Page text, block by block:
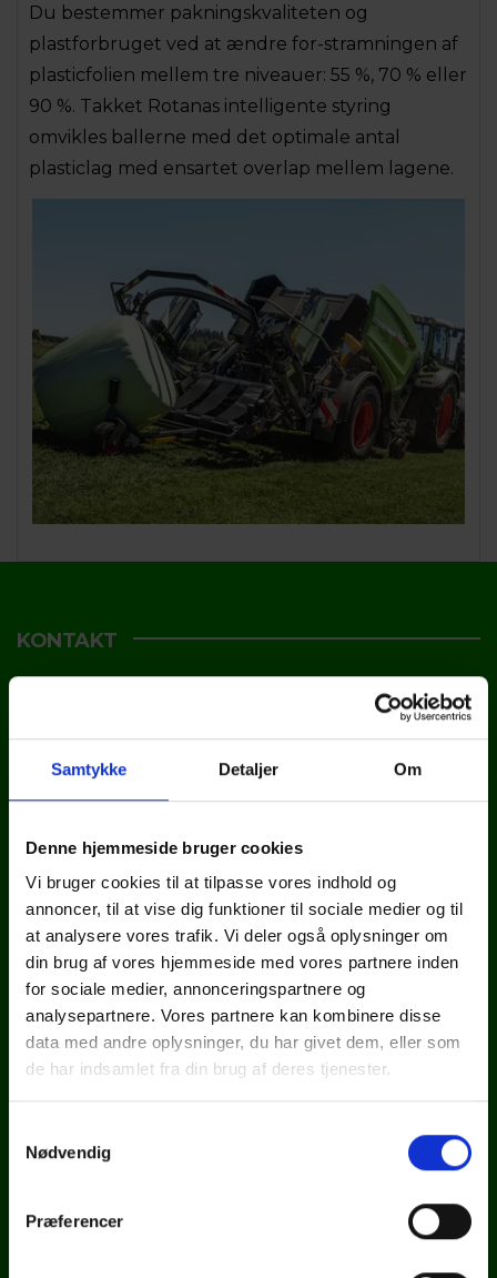
Samtykke Detaljer Om
Denne hjemmeside bruger cookies
Vi bruger cookies til at tilpasse vores indhold og
annoncer, til at vise dig funktioner til sociale medier og til
at analysere vores trafik. Vi deler også oplysninger om
din brug af vores hjemmeside med vores partnere inden
for sociale medier, annonceringspartnere og
analysepartnere. Vores partnere kan kombinere disse
data med andre oplysninger, du har givet dem, eller som
de har indsamlet fra din brug af deres tjenester.
Nødvendig
Præferencer
Du bestemmer pakningskvaliteten og
plastforbruget ved at ændre for-stramningen af
plasticfolien mellem tre niveauer: 55 %, 70 % eller
90 %. Takket Rotanas intelligente styring
omvikles ballerne med det optimale antal
plasticlag med ensartet overlap mellem lagene.
KONTAKT
7200 Grindsted
Telefon: 75 38 11 22
E-mail:
info@tbs.dk
CVR: 39006979
TBS Holstebro
Viborgvej 79
7500 Holstebro
E-mail:
info@tbs.dk